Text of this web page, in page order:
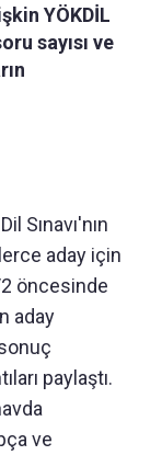
YÖKDİL
sayısı ve
Sınavı'nın
aday için
2 öncesinde
aday
paylaştı.
ve